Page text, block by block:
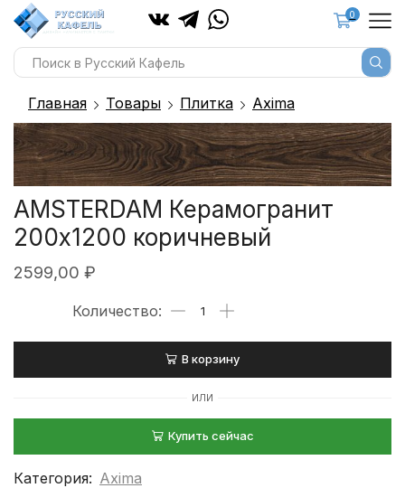
0
Главная Товары Плитка Axima
AMSTERDAM Керамогранит
200х1200 коричневый
2599,00 ₽
В корзину
ИЛИ
Купить сейчас
Категория: Axima